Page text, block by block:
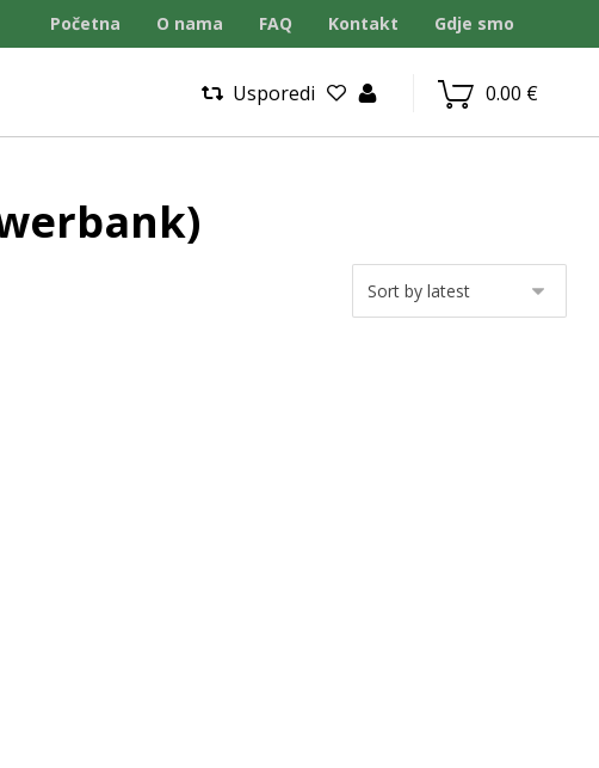
Početna O nama FAQ Kontakt Gdje smo
0.00 €
Usporedi